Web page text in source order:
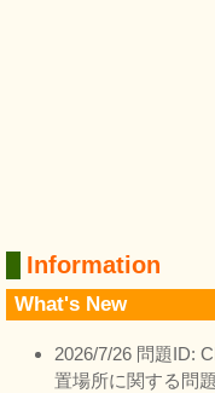
Information
What's New
2026/7/26 問題ID:
置場所に関する問